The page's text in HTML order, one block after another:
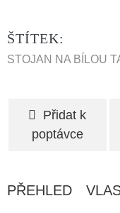
ŠTÍTEK:
STOJAN NA BÍLOU
Přidat k
poptávce
PŘEHLED